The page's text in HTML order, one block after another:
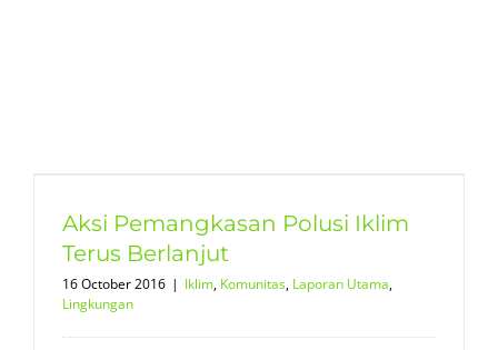
Aksi Pemangkasan Polusi Iklim
Terus Berlanjut
16 October 2016 | Iklim, Komunitas, Laporan Utama,
Lingkungan